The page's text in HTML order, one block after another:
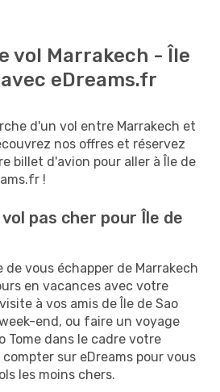
vol Marrakech - Île
avec eDreams.fr
d'un vol entre Marrakech et
nos offres et réservez
billet d'avion pour aller à Île de
!
pas cher pour Île de
de vous échapper de Marrakech
en vacances avec votre
à vos amis de Île de Sao
end, ou faire un voyage
Tome dans le cadre votre
sur eDreams pour vous
les moins chers.